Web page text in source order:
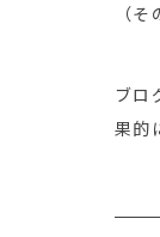
（
ブロ
果的